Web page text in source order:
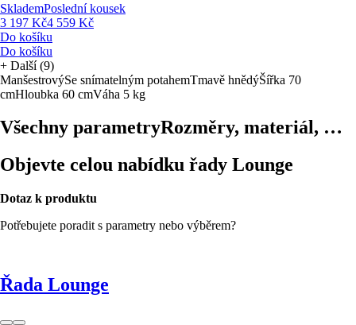
SklademPoslední kousek
3 197 Kč4 559 Kč
Do košíku
Do košíku
+ Další (9)
ManšestrovýSe snímatelným potahemTmavě hnědýŠířka 70
cmHloubka 60 cmVáha 5 kg
Všechny parametryRozměry, materiál, …
Objevte celou nabídku řady Lounge
Dotaz k produktu
Potřebujete poradit s parametry nebo výběrem?
Řada Lounge